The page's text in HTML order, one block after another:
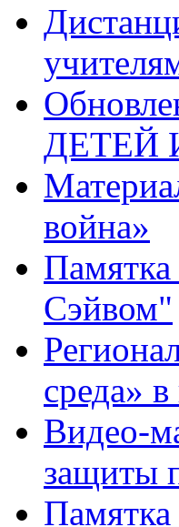
ДЕТЕЙ
война»
Сэйвом"
среда»
Видео-
защиты
Памятка